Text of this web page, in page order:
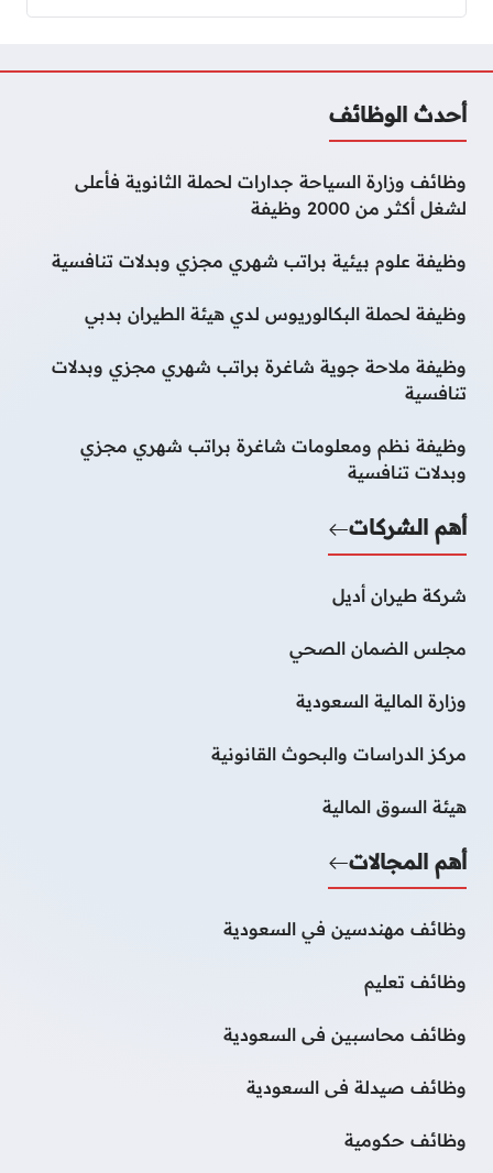
أحدث الوظائف
وظائف وزارة السياحة جدارات لحملة الثانوية فأعلى
لشغل أكثر من 2000 وظيفة
وظيفة علوم بيئية براتب شهري مجزي وبدلات تنافسية
وظيفة لحملة البكالوريوس لدي هيئة الطيران بدبي
وظيفة ملاحة جوية شاغرة براتب شهري مجزي وبدلات
تنافسية
وظيفة نظم ومعلومات شاغرة براتب شهري مجزي
وبدلات تنافسية
أهم الشركات
شركة طيران أديل
مجلس الضمان الصحي
وزارة المالية السعودية
مركز الدراسات والبحوث القانونية
هيئة السوق المالية
أهم المجالات
وظائف مهندسين في السعودية
وظائف تعليم
وظائف محاسبين فى السعودية
وظائف صيدلة فى السعودية
وظائف حكومية